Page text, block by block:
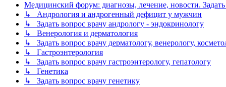
Медицинский форум: диагнозы, лечение, новости.
↳ Андрология и андрогенный дефицит у мужчин
↳ Задать вопрос врачу андрологу - эндокринологу
↳ Венерология и дерматология
↳ Задать вопрос врачу дерматологу, венерологу,
↳ Гастроэнтерология
↳ Задать вопрос врачу гастроэнтерологу, гепатологу
↳ Генетика
↳ Задать вопрос врачу генетику